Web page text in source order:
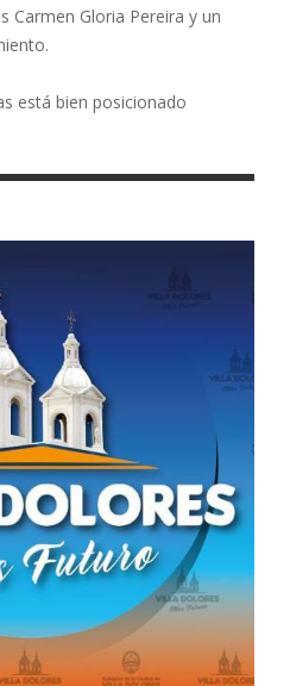
Carmen Gloria Pereira y un
está bien posicionado